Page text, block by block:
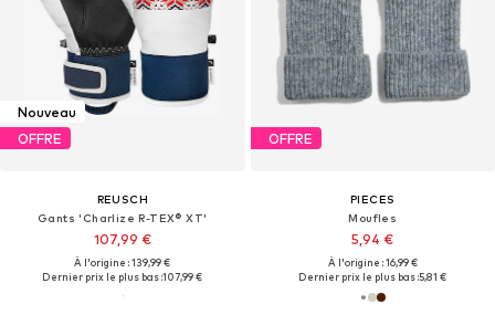
Nouveau
OFFRE
REUSCH
Gants 'Charlize R-TEX® XT'
107,99 €
À l'origine : 139,99 €
Dernier prix le plus bas :107,99 €
OFFRE
PIECES
Moufles
5,94 €
À l'origine : 16,99 €
Dernier prix le plus bas :5,81 €